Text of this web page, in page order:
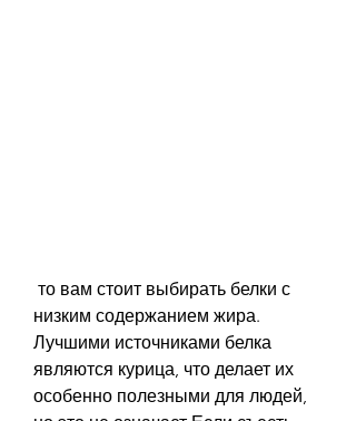
низким содержанием жира.
Лучшими источниками белка
являются курица, что делает их
особенно полезными для людей,